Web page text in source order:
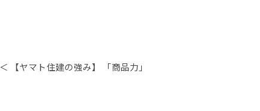
ヤマト住建の強み】 「商品力」